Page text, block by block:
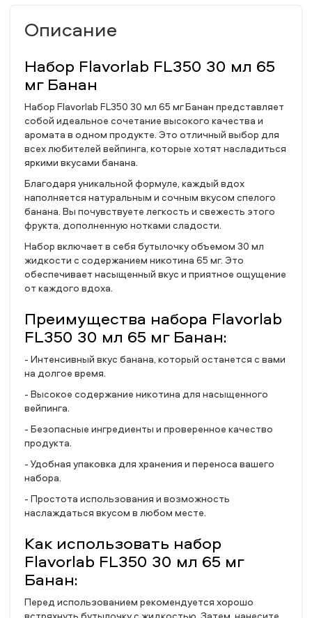
Описание
Набор Flavorlab FL350 30 мл 65
мг Банан
Набор Flavorlab FL350 30 мл 65 мг Банан представляет
собой идеальное сочетание высокого качества и
аромата в одном продукте. Это отличный выбор для
всех любителей вейпинга, которые хотят насладиться
яркими вкусами банана.
Благодаря уникальной формуле, каждый вдох
наполняется натуральным и сочным вкусом спелого
банана. Вы почувствуете легкость и свежесть этого
фрукта, дополненную нотками сладости.
Набор включает в себя бутылочку объемом 30 мл
жидкости с содержанием никотина 65 мг. Это
обеспечивает насыщенный вкус и приятное ощущение
от каждого вдоха.
Преимущества набора Flavorlab
FL350 30 мл 65 мг Банан:
- Интенсивный вкус банана, который останется с вами
на долгое время.
- Высокое содержание никотина для насыщенного
вейпинга.
- Безопасные ингредиенты и проверенное качество
продукта.
- Удобная упаковка для хранения и переноса вашего
набора.
- Простота использования и возможность
наслаждаться вкусом в любом месте.
Как использовать набор
Flavorlab FL350 30 мл 65 мг
Банан:
Перед использованием рекомендуется хорошо